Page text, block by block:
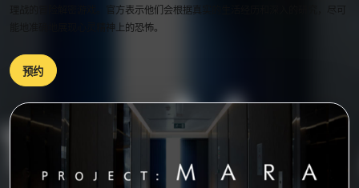
理战的冒险解密游戏。官方表示他们会根据真实的生活经历和深入的研究，尽可
能地准确地展现心灵精神上的恐怖。
预约